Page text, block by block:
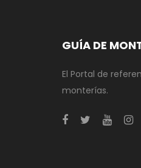
GUÍA DE
El Portal de
monterías.